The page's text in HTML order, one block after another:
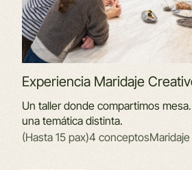
Experiencia Maridaje
Un taller donde compartimos
una temática distinta.
(Hasta 15 pax)4 conceptos